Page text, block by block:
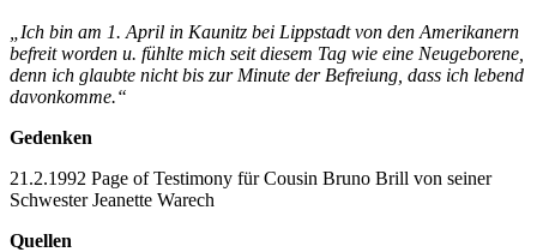
„Ich bin am 1. April in Kaunitz bei Lippstadt von den Amerikanern
befreit worden u. fühlte mich seit diesem Tag wie eine Neugeborene,
denn ich glaubte nicht bis zur Minute der Befreiung, dass ich lebend
davonkomme.“
Gedenken
21.2.1992 Page of Testimony für Cousin Bruno Brill von seiner
Schwester Jeanette Warech
Quellen